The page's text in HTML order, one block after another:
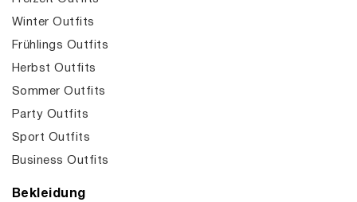
Winter Outfits
Frühlings Outfits
Herbst Outfits
Sommer Outfits
Party Outfits
Sport Outfits
Business Outfits
Bekleidung